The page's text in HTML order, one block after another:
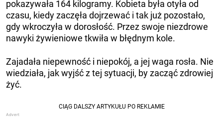
pokazywała 164 kilogramy. Kobieta była otyła od
czasu, kiedy zaczęła dojrzewać i tak już pozostało,
gdy wkroczyła w dorosłość. Przez swoje niezdrowe
nawyki żywieniowe tkwiła w błędnym kole.
Zajadała niepewność i niepokój, a jej waga rosła. Nie
wiedziała, jak wyjść z tej sytuacji, by zacząć zdrowiej
żyć.